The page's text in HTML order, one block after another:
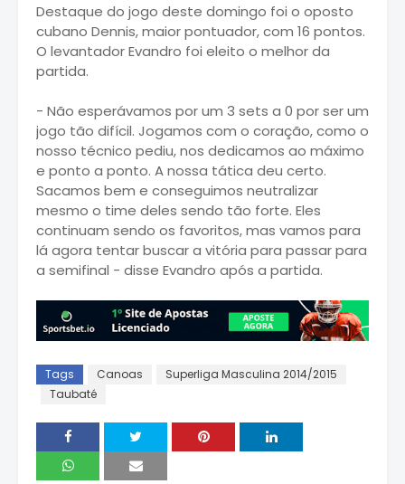
Destaque do jogo deste domingo foi o oposto
cubano Dennis, maior pontuador, com 16 pontos.
O levantador Evandro foi eleito o melhor da
partida.
- Não esperávamos por um 3 sets a 0 por ser um
jogo tão difícil. Jogamos com o coração, como o
nosso técnico pediu, nos dedicamos ao máximo
e ponto a ponto. A nossa tática deu certo.
Sacamos bem e conseguimos neutralizar
mesmo o time deles sendo tão forte. Eles
continuam sendo os favoritos, mas vamos para
lá agora tentar buscar a vitória para passar para
a semifinal - disse Evandro após a partida.
Tags Canoas
Superliga Masculina 2014/2015
Taubaté